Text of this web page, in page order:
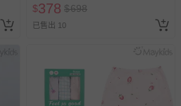
$378 $698
已售出 10